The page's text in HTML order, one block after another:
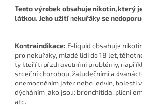
Tento výrobek obsahuje nikotin, který
látkou. Jeho užití nekuřáky se
Kontraindikace: E-liquid obsahuje
pro nekuřáky, mladé lidi do 18 let,
ty kteří trpí zdravotními problémy,
srdeční chorobou, žaludečními a
onemocněním jater nebo ledvin, bolesti
dýcháním jako jsou: bronchitida, plicní
atd.